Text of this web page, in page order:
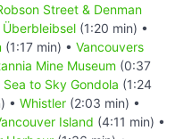
Street & Denman
(1:20 min) •
(1:17 min) • Vancouvers
Mine Museum (0:37
Sea to Sky Gondola (1:24
• Whistler (2:03 min) •
Island (4:11 min) •